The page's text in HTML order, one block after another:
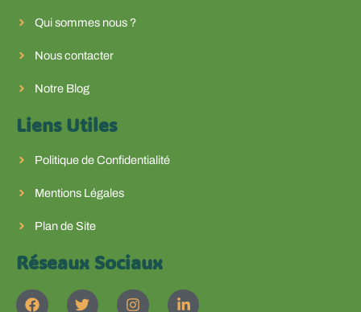
Qui sommes nous ?
Nous contacter
Notre Blog
Liens Utiles
Politique de Confidentialité
Mentions Légales
Plan de Site
Réseaux Sociaux
F
T
I
L